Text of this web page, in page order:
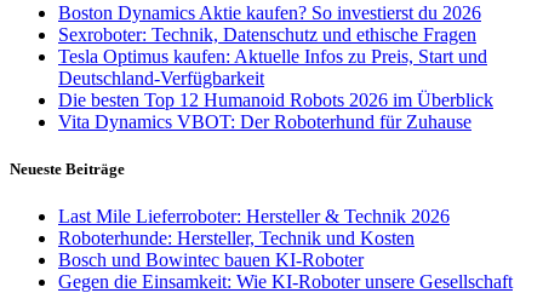
Boston Dynamics Aktie kaufen? So investierst du 2026
Sexroboter: Technik, Datenschutz und ethische Fragen
Tesla Optimus kaufen: Aktuelle Infos zu Preis, Start und
Deutschland-Verfügbarkeit
Die besten Top 12 Humanoid Robots 2026 im Überblick
Vita Dynamics VBOT: Der Roboterhund für Zuhause
Neueste Beiträge
Last Mile Lieferroboter: Hersteller & Technik 2026
Roboterhunde: Hersteller, Technik und Kosten
Bosch und Bowintec bauen KI-Roboter
Gegen die Einsamkeit: Wie KI-Roboter unsere Gesellschaft